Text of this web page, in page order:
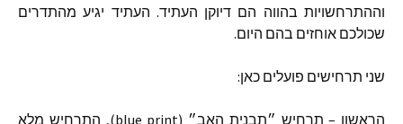
וההתרחשויות בהווה הם דיוקן העתיד. העתיד יגיע מהתדרים
שכולכם אוחזים בהם היום.
שני תרחישים פועלים כאן:
הראשון – תרחיש ״תבנית האב״ (blue print), התרחיש מלא